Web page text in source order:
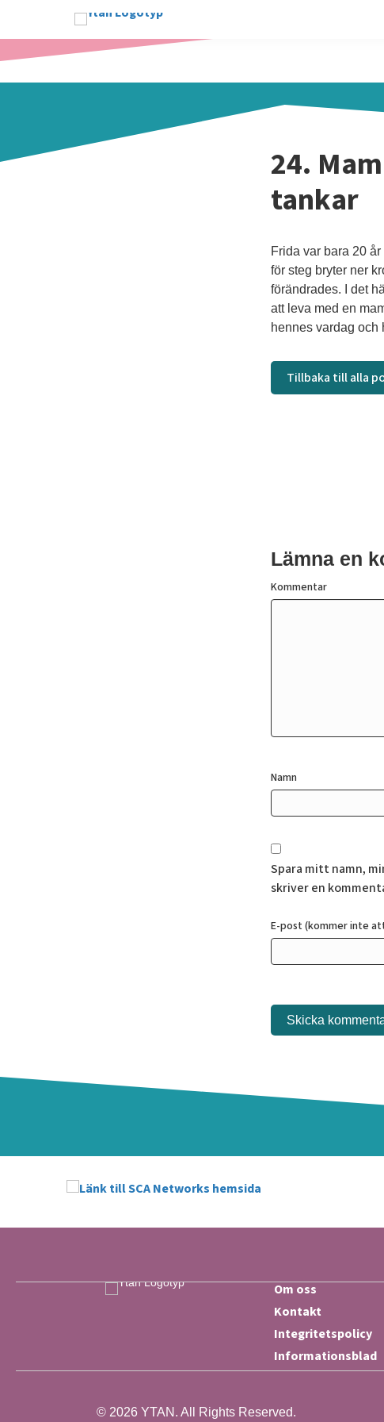
24.
tankar
Frida var bara 20
för steg bryter ner
förändrades. I det
att leva med en
hennes vardag och
Tillbaka till alla
Lämna en
Kommentar
Namn
Spara mitt namn,
skriver en
E-post (kommer inte
Om oss
Kontakt
Integritetspolicy
Informationsblad
© 2026 YTAN. All Rights Reserved.